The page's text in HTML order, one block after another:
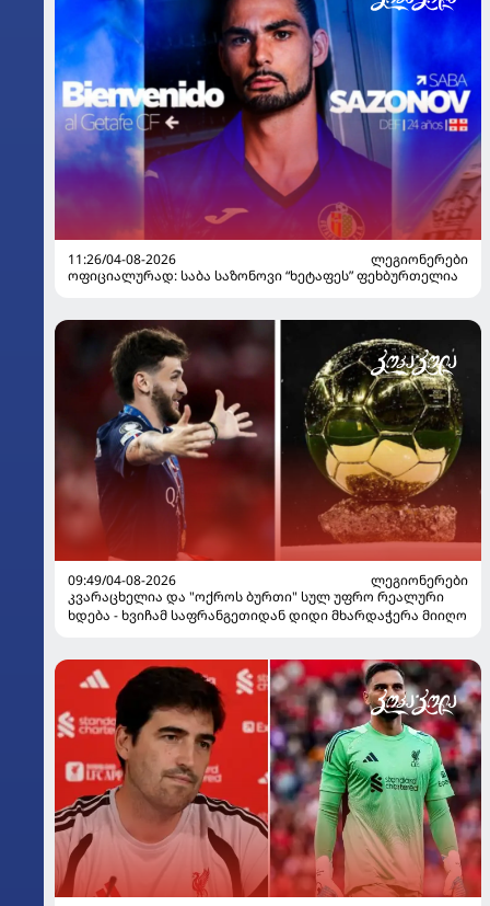
11:26/04-08-2026
ᲚᲔᲒᲘᲝᲜᲔᲠᲔᲑᲘ
ოფიციალურად: საბა საზონოვი “ხეტაფეს” ფეხბურთელია
09:49/04-08-2026
ᲚᲔᲒᲘᲝᲜᲔᲠᲔᲑᲘ
კვარაცხელია და "ოქროს ბურთი" სულ უფრო რეალური
ხდება - ხვიჩამ საფრანგეთიდან დიდი მხარდაჭერა მიიღო